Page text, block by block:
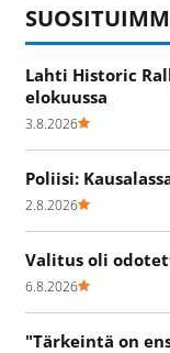
Lahti Historic
elokuussa
3.8.2026
Poliisi:
2.8.2026
Valitus oli
6.8.2026
"Tärkeintä on